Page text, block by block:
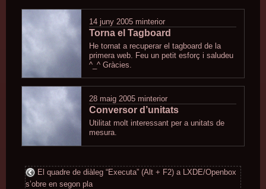
14 juny 2005 minterior
Torna el Tagboard
He tornat a recuperar el tagboard de la
primera web. Feu un petit esforç i saludeu
^_^ Gràcies.
28 maig 2005 minterior
Conversor d’unitats
Utilitat molt interessant per a unitats de
mesura.
El quadre de diàleg “Executa” (Alt + F2) a LXDE/Openbox
s’obre en segon pla